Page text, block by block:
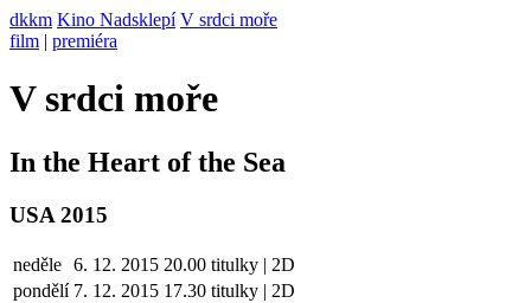
dkkm Kino Nadsklepí V srdci moře
film | premiéra
V srdci moře
In the Heart of the Sea
USA 2015
neděle 6. 12. 2015 20.00 titulky | 2D
pondělí 7. 12. 2015 17.30 titulky | 2D